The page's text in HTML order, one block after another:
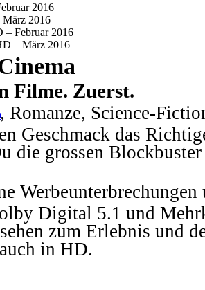
2016
März 2016
– Februar 2016
– März 2016
Filme. Zuerst.
Romanze, Science-
Geschmack das
die grossen
Digital 5.1 und
zum Erlebnis und
in HD.